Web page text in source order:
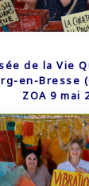
de la Vie
en-Bresse
ZOA 9 mai